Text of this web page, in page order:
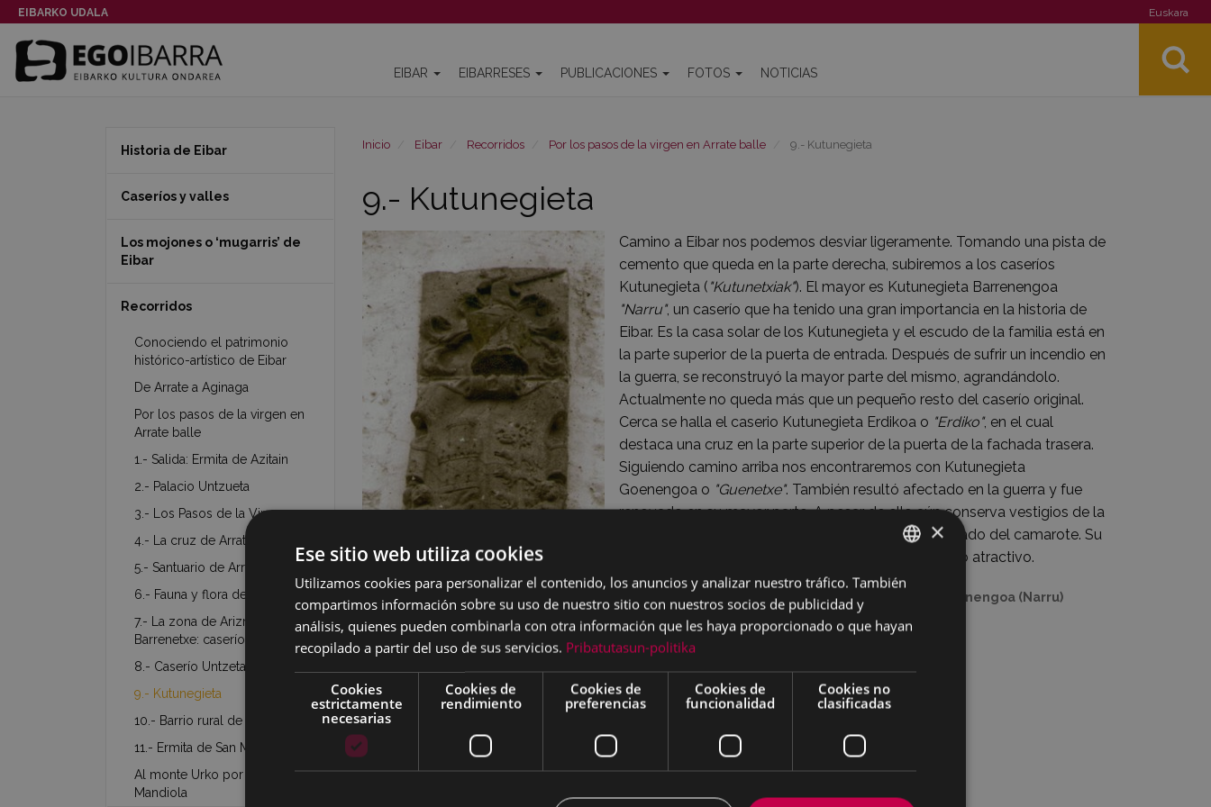
EIBARKO UDALA Euskara
EIBAR EIBARRESES PUBLICACIONES FOTOS NOTICIAS
Inicio Eibar Recorridos Por los pasos de la virgen en Arrate balle 9.- Kutunegieta
9.- Kutunegieta
Camino a Eibar nos podemos desviar ligeramente. Tomando una pista de
cemento que queda en la parte derecha, subiremos a los caseríos
Kutunegieta ( "Kutunetxiak"). El mayor es Kutunegieta Barrenengoa
"Narru", un caserío que ha tenido una gran importancia en la historia de
Eibar. Es la casa solar de los Kutunegieta y el escudo de la familia está en
la parte superior de la puerta de entrada. Después de sufrir un incendio en
la guerra, se reconstruyó la mayor parte del mismo, agrandándolo.
Actualmente no queda más que un pequeño resto del caserío original.
Cerca se halla el caserio Kutunegieta Erdikoa o "Erdiko", en el cual
destaca una cruz en la parte superior de la puerta de la fachada trasera.
Siguiendo camino arriba nos encontraremos con Kutunegieta
Goenengoa o "Guenetxe". También resultó afectado en la guerra y fue
renovado en su mayor parte. A pesar de ello aún conserva vestigios de la
época anterior, como algunos balcones y el entramado del camarote. Su
entorno tiene unas vistas inmejorables y un arbolado atractivo.
Foto: Escudo de Armas del caserío Kutunegieta Barrenengoa (Narru)
(Fondo Fotográfico Indalecio Ojanguren, Eibarko Udal Artxiboa).
Historia de Eibar
Caseríos y valles
Los mojones o ‘mugarris’ de
Eibar
Recorridos
Conociendo el patrimonio
histórico-artístico de Eibar
De Arrate a Aginaga
Por los pasos de la virgen en
Arrate balle
1.- Salida: Ermita de Azitain
2.- Palacio Untzueta
3.- Los Pasos de la Virgen
4.- La cruz de Arrate
5.- Santuario de Arrate
6.- Fauna y flora de la zona
7.- La zona de Arizmendi-
Barrenetxe: caseríos y molinos
8.- Caserío Untzeta
9.- Kutunegieta
10.- Barrio rural de Arrate
11.- Ermita de San Martin
Al monte Urko por el valle
Mandiola
BASQUE
×
Ese sitio web utiliza cookies
Utilizamos cookies para personalizar el contenido, los anuncios y analizar nuestro tráfico. También
compartimos información sobre su uso de nuestro sitio con nuestros socios de publicidad y
análisis, quienes pueden combinarla con otra información que les haya proporcionado o que hayan
recopilado a partir del uso de sus servicios. Pribatutasun-politika
Cookies
estrictamente
necesarias
Cookies de
rendimiento
Cookies de
preferencias
Cookies de
funcionalidad
Cookies no
clasificadas